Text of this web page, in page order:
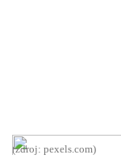
(zdroj: pexels.com)